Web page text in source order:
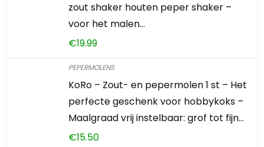
zout shaker houten peper shaker –
voor het malen…
€19.99
PEPERMOLENS
KoRo – Zout- en pepermolen 1 st – Het
perfecte geschenk voor hobbykoks –
Maalgraad vrij instelbaar: grof tot fijn…
€15.50